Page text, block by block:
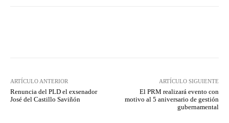
ARTÍCULO ANTERIOR
Renuncia del PLD el exsenador
José del Castillo Saviñón
ARTÍCULO SIGUIENTE
El PRM realizará evento con
motivo al 5 aniversario de gestión
gubernamental